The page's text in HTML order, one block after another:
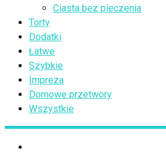
Ciasta bez pieczenia
Torty
Dodatki
Łatwe
Szybkie
Impreza
Domowe przetwory
Wszystkie